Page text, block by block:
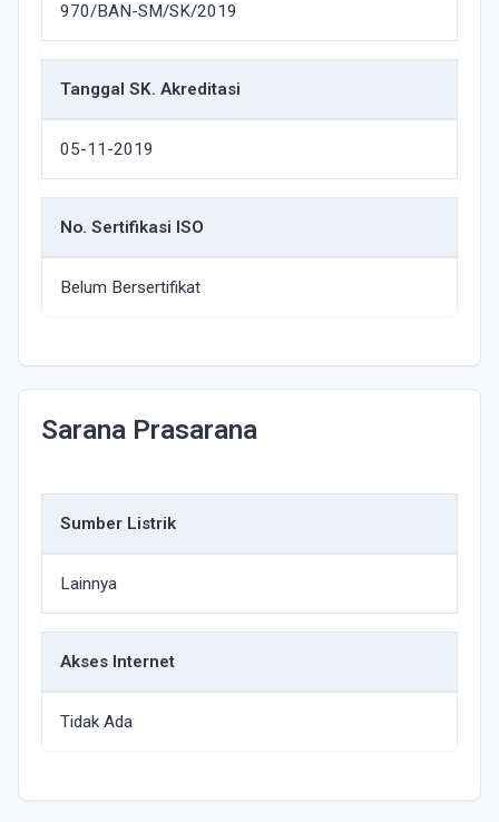
970/BAN-SM/SK/2019
Tanggal SK. Akreditasi
05-11-2019
No. Sertifikasi ISO
Belum Bersertifikat
Sarana Prasarana
Sumber Listrik
Lainnya
Akses Internet
Tidak Ada